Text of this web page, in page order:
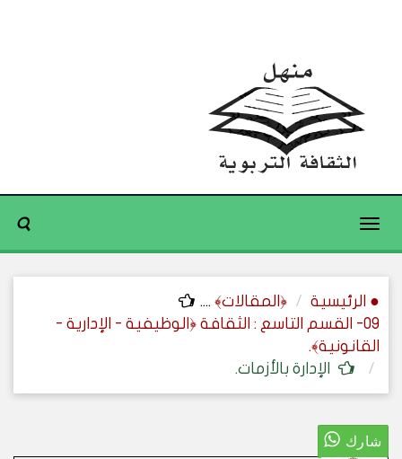
Toggle
● الرئيسية ﴿المقالات﴾ ....
09- القسم التاسع : الثقافة ﴿الوظيفية - الإدارية -
القانونية﴾.
الإدارة بالأزمات.